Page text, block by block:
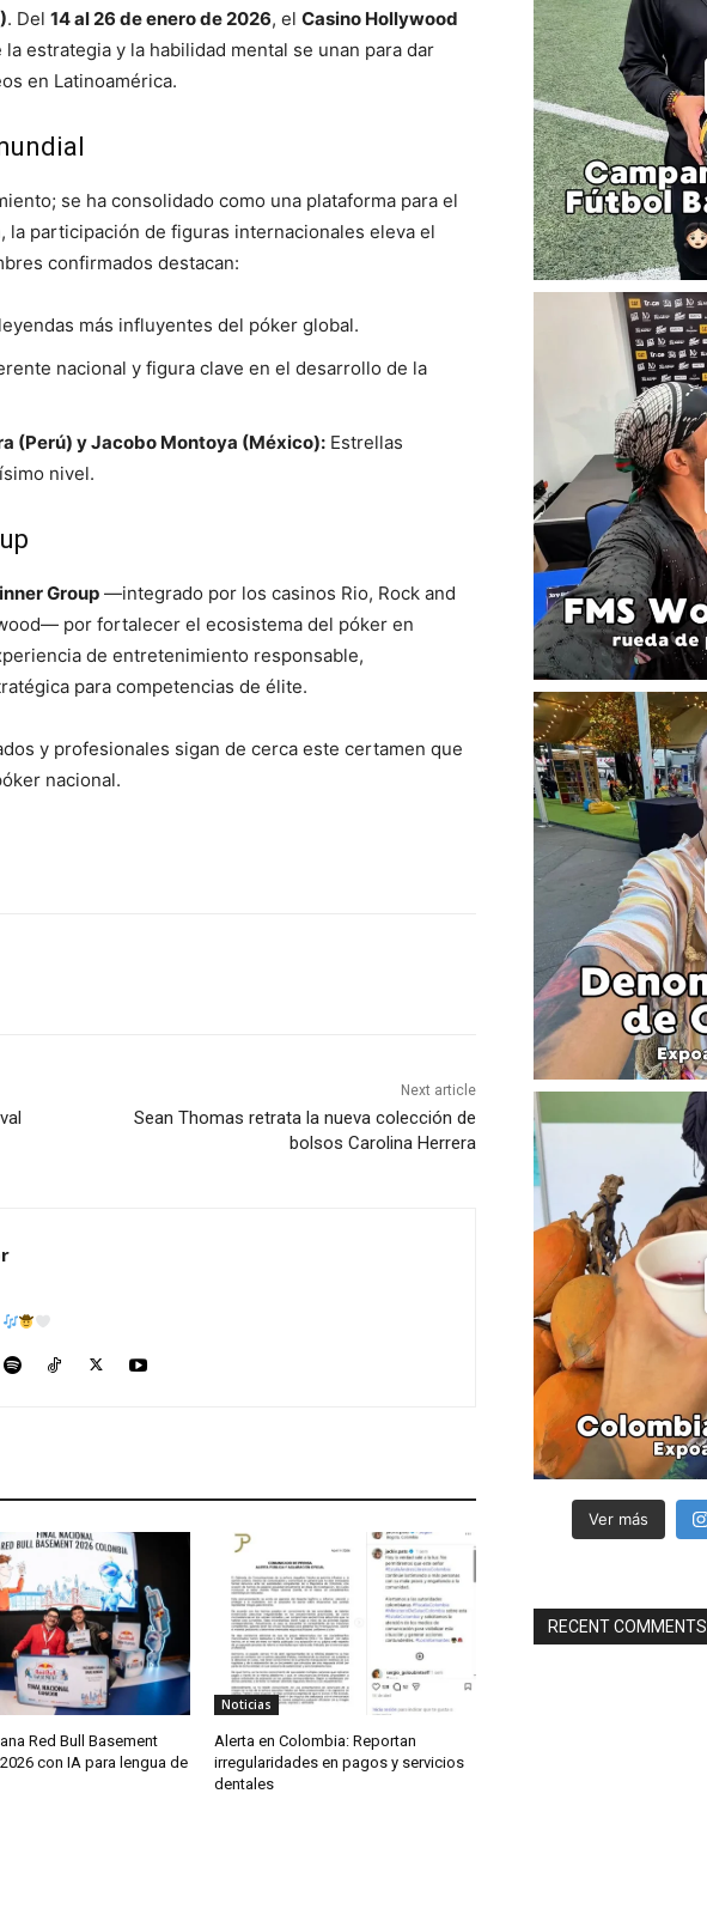
. Del 14 al 26 de enero de 2026, el Casino Hollywood
estrategia y la habilidad mental se unan para dar
en Latinoamérica.
se ha consolidado como una plataforma para el
participación de figuras internacionales eleva el
confirmados destacan:
más influyentes del póker global.
nacional y figura clave en el desarrollo de la
(Perú) y Jacobo Montoya (México): Estrellas
nivel.
Group —integrado por los casinos Rio, Rock and
por fortalecer el ecosistema del póker en
de entretenimiento responsable,
para competencias de élite.
y profesionales sigan de cerca este certamen que
nacional.
Next article
Sean Thomas retrata la nueva colección de
bolsos Carolina Herrera
Red Bull Basement
con IA para lengua de
Noticias
Alerta en Colombia: Reportan
irregularidades en pagos y servicios
dentales
Ver más
RECENT COMMENTS